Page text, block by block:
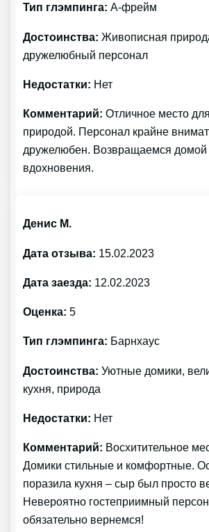
Тип глэмпинга: А-фрейм
Достоинства: Живописная
дружелюбный персонал
Недостатки: Нет
Комментарий: Отличное место
природой. Персонал крайне
дружелюбен. Возвращаемся
вдохновения.
Денис М.
Дата отзыва: 15.02.2023
Дата заезда: 12.02.2023
Оценка: 5
Тип глэмпинга: Барнхаус
Достоинства: Уютные домики,
кухня, природа
Недостатки: Нет
Комментарий: Восхитительное
Домики стильные и комфортные.
поразила кухня – сыр был просто
Невероятно гостеприимный
обязательно вернемся!